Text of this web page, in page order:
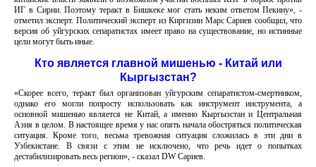
ИГ в Сирии. Поэтому теракт в Бишкеке мог стать неким ответом Пекину», -
отметил эксперт. Политический эксперт из Киргизии Марс Сариев сообщил, что
версия об уйгурских сепаратистах имеет право на существование, но истинные
цели могут быть иные.
Кто является главной мишенью - Китай или
Кыргызстан?
«Скорее всего, теракт был организован уйгурским сепаратистом-смертником,
однако его могли попросту использовать как инструмент инструмента, а
основной мишенью является не Китай, а именно Кыргызстан и Центральная
Азия в целом. В настоящее время у нас опять начала обостряться политическая
ситуация. Кроме того, весьма тревожная ситуация сложилась в эти дни в
Узбекистане. В связи с этим не исключено, что речь идет о попытках
дестабилизировать весь регион», - сказал DW Сариев.